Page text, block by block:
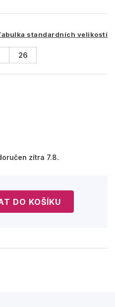
standardních velikostí
26
zítra 7.8.